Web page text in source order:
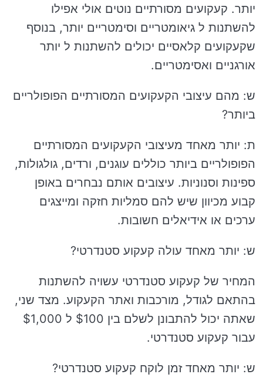
יותר. קעקועים מסורתיים נוטים אולי אפילו
להשתנות ל גיאומטריים וסימטריים יותר, בנוסף
שקעקועים קלאסיים יכולים להשתנות ל יותר
אורגניים ואסימטריים.
ש: מהם עיצובי הקעקועים המסורתיים הפופולריים
ביותר?
ת: יותר מאחד מעיצובי הקעקועים המסורתיים
הפופולריים ביותר כוללים עוגנים, ורדים, גולגולות,
ספינות וסנוניות. עיצובים אותם נבחרים באופן
קבוע מכיוון שיש להם סמליות חזקה ומייצגים
ערכים או אידיאלים חשובות.
ש: יותר מאחד עולה קעקוע סטנדרטי?
המחיר של קעקוע סטנדרטי עשויה להשתנות
בהתאם לגודל, מורכבות ואתר הקעקוע. מצד שני,
שאתה יכול להתבונן לשלם בין $100 ל $1,000
עבור קעקוע סטנדרטי.
ש: יותר מאחד זמן לוקח קעקוע סטנדרטי?